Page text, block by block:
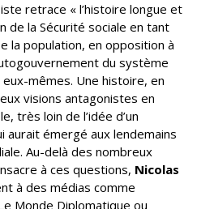
retrace « l’histoire longue et
de la Sécurité sociale en tant
la population, en opposition à
du système
mêmes. Une histoire, en
visions antagonistes en
très loin de l’idée d’un
aurait émergé aux lendemains
Au-delà des nombreux
à ces questions, Nicolas
à des médias comme
Monde Diplomatique ou